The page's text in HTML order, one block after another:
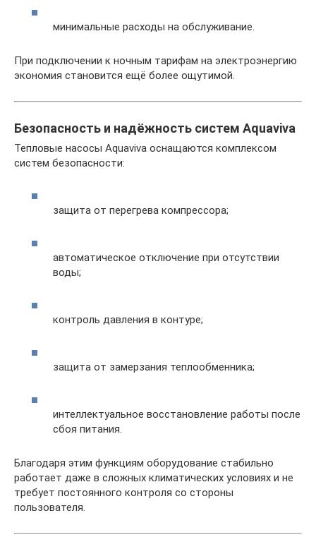
минимальные расходы на обслуживание.
При подключении к ночным тарифам на электроэнергию
экономия становится ещё более ощутимой.
Безопасность и надёжность систем Aquaviva
Тепловые насосы Aquaviva оснащаются комплексом
систем безопасности:
защита от перегрева компрессора;
автоматическое отключение при отсутствии
воды;
контроль давления в контуре;
защита от замерзания теплообменника;
интеллектуальное восстановление работы после
сбоя питания.
Благодаря этим функциям оборудование стабильно
работает даже в сложных климатических условиях и не
требует постоянного контроля со стороны
пользователя.